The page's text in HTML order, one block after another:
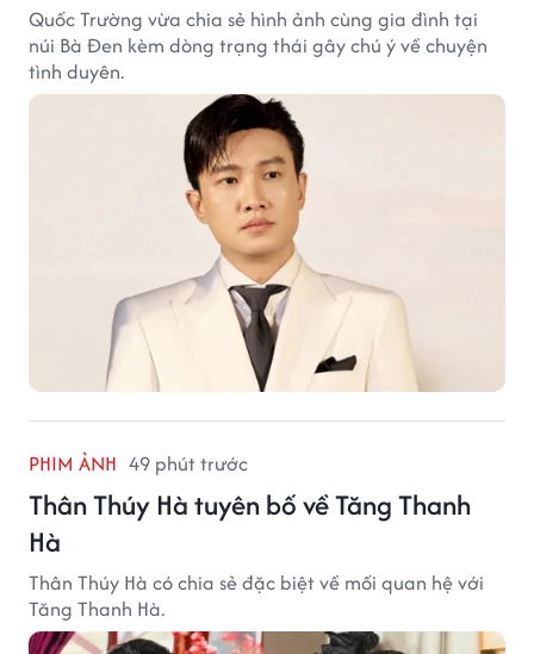
Quốc Trường vừa chia sẻ hình ảnh cùng gia đình tại
núi Bà Đen kèm dòng trạng thái gây chú ý về chuyện
tình duyên.
PHIM ẢNH 49 phút trước
Thân Thúy Hà tuyên bố về Tăng Thanh
Hà
Thân Thúy Hà có chia sẻ đặc biệt về mối quan hệ với
Tăng Thanh Hà.